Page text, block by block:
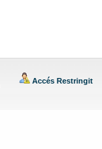
Accés Restringit